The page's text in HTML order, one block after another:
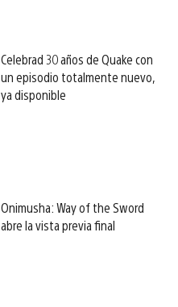
Celebrad 30 años de Quake con
un episodio totalmente nuevo,
ya disponible
Onimusha: Way of the Sword
abre la vista previa final